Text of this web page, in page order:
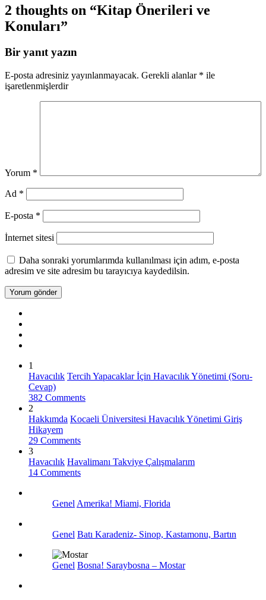
2 thoughts on “Kitap Önerileri ve
Konuları”
Bir yanıt yazın
E-posta adresiniz yayınlanmayacak. Gerekli alanlar * ile
işaretlenmişlerdir
Yorum *
Ad *
E-posta *
İnternet sitesi
Daha sonraki yorumlarımda kullanılması için adım, e-posta
adresim ve site adresim bu tarayıcıya kaydedilsin.
1
Havacılık Tercih Yapacaklar İçin Havacılık Yönetimi (Soru-
Cevap)
382 Comments
2
Hakkımda Kocaeli Üniversitesi Havacılık Yönetimi Giriş
Hikayem
29 Comments
3
Havacılık Havalimanı Takviye Çalışmalarım
14 Comments
Genel Amerika! Miami, Florida
Genel Batı Karadeniz- Sinop, Kastamonu, Bartın
Genel Bosna! Saraybosna – Mostar